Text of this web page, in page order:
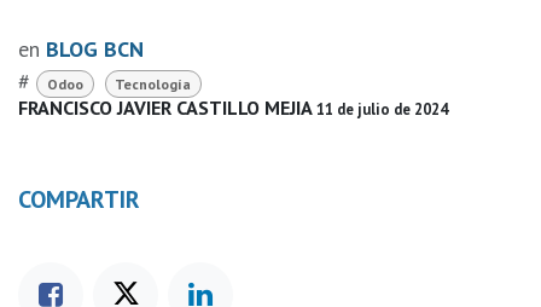
en BLOG BCN
#
Odoo Tecnología
FRANCISCO JAVIER CASTILLO MEJIA 11 de julio de 2024
COMPARTIR